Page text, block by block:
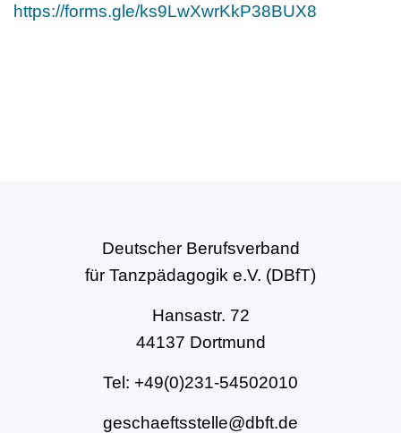
https://forms.gle/ks9LwXwrKkP38BUX8
Deutscher Berufsverband
für Tanzpädagogik e.V. (DBfT)
Hansastr. 72
44137 Dortmund
Tel: +49(0)231-54502010
geschaeftsstelle@dbft.de